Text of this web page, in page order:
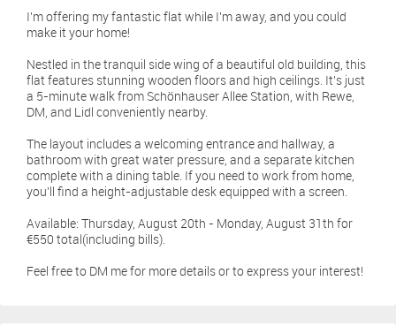
I'm offering my fantastic flat while I'm away, and you could
make it your home!
Nestled in the tranquil side wing of a beautiful old building, this
flat features stunning wooden floors and high ceilings. It's just
a 5-minute walk from Schönhauser Allee Station, with Rewe,
DM, and Lidl conveniently nearby.
The layout includes a welcoming entrance and hallway, a
bathroom with great water pressure, and a separate kitchen
complete with a dining table. If you need to work from home,
you'll find a height-adjustable desk equipped with a screen.
Available: Thursday, August 20th - Monday, August 31th for
€550 total(including bills).
Feel free to DM me for more details or to express your interest!